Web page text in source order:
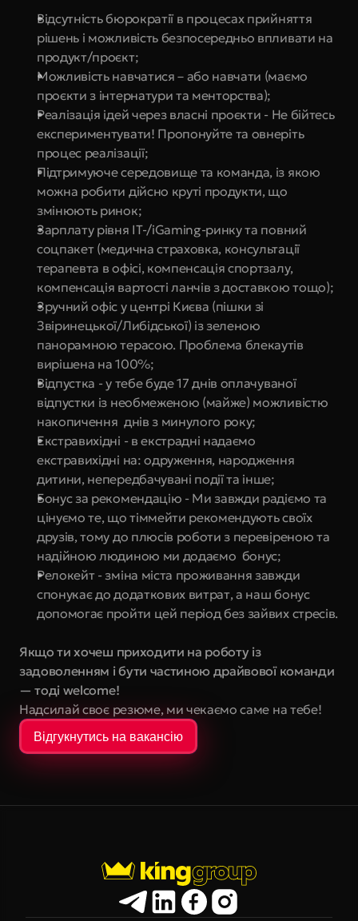
Відсутність бюрократії в процесах прийняття
рішень і можливість безпосередньо впливати на
продукт/проєкт;
Можливість навчатися – або навчати (маємо
проєкти з інтернатури та менторства);
Реалізація ідей через власні проєкти - Не бійтесь
експериментувати! Пропонуйте та овнеріть
процес реалізації;
Підтримуюче середовище та команда, із якою
можна робити дійсно круті продукти, що
змінюють ринок;
Зарплату рівня IT-/iGaming-ринку та повний
соцпакет (медична страховка, консультації
терапевта в офісі, компенсація спортзалу,
компенсація вартості ланчів з доставкою тощо);
Зручний офіс у центрі Києва (пішки зі
Звіринецької/Либідської) із зеленою
панорамною терасою. Проблема блекаутів
вирішена на 100%;
Відпустка - у тебе буде 17 днів оплачуваної
відпустки із необмеженою (майже) можливістю
накопичення  днів з минулого року;
Екстравихідні - в екстрадні надаємо
екстравихідні на: одруження, народження
дитини, непередбачувані події та інше;
Бонус за рекомендацію - Ми завжди радіємо та
цінуємо те, що тіммейти рекомендують своїх
друзів, тому до плюсів роботи з перевіреною та
надійною людиною ми додаємо  бонус;
Релокейт - зміна міста проживання завжди
спонукає до додаткових витрат, а наш бонус
допомогає пройти цей період без зайвих стресів.
Якщо ти хочеш приходити на роботу із
задоволенням і бути частиною драйвової команди
— тоді welcome!
Надсилай своє резюме, ми чекаємо саме на тебе!
Відгукнутись на вакансію